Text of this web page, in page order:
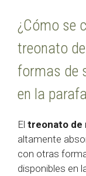
¿Cómo se
treonato
formas de
en la
El treonato de
altamente
con otras
disponibles en